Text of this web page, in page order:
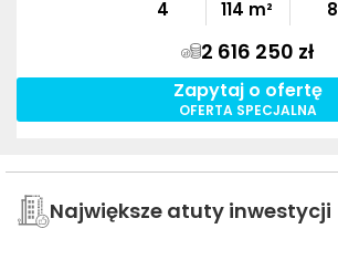
4
114 m²
8
2 616 250 zł
Zapytaj o ofertę
OFERTA SPECJALNA
Największe atuty inwestycji